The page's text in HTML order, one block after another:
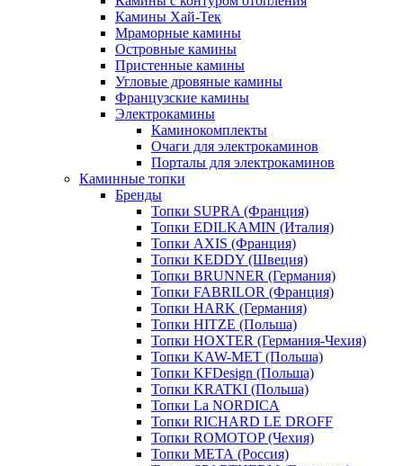
Камины Хай-Тек
Мраморные камины
Островные камины
Пристенные камины
Угловые дровяные камины
Французские камины
Электрокамины
Каминокомплекты
Очаги для электрокаминов
Порталы для электрокаминов
Каминные топки
Бренды
Топки SUPRA (Франция)
Топки EDILKAMIN (Италия)
Топки AXIS (Франция)
Топки KEDDY (Швеция)
Топки BRUNNER (Германия)
Топки FABRILOR (Франция)
Топки HARK (Германия)
Топки HITZE (Польша)
Топки HOXTER (Германия-Чехия)
Топки KAW-MET (Польша)
Топки KFDesign (Польша)
Топки KRATKI (Польша)
Топки La NORDICA
Топки RICHARD LE DROFF
Топки ROMOTOP (Чехия)
Топки МЕТА (Россия)